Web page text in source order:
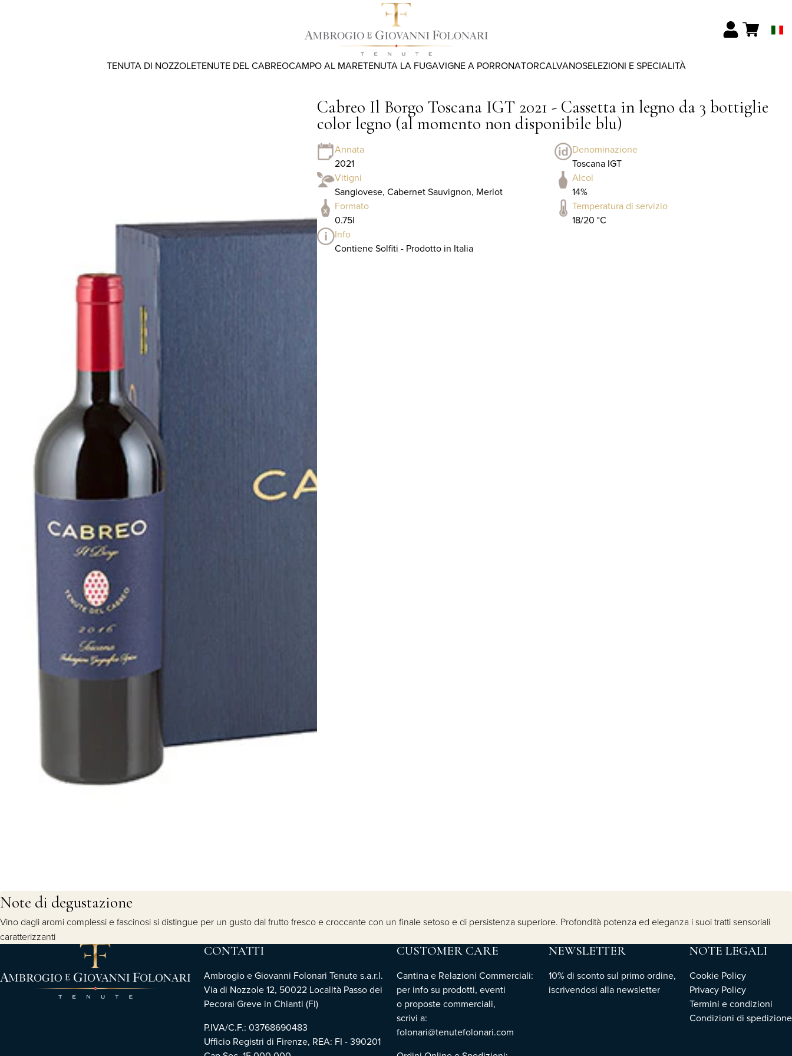
TENUTA DI NOZZOLETENUTE DEL CABREOCAMPO AL MARETENUTA LA FUGAVIGNE A PORRONATORCALVANOSELEZIONI E SPECIALITÀ
Cabreo Il Borgo Toscana IGT 2021 - Cassetta in legno da 3 bottiglie
color legno (al momento non disponibile blu)
Annata
2021
Denominazione
Toscana IGT
Vitigni
Sangiovese, Cabernet Sauvignon, Merlot
Alcol
14%
Formato
0.75l
Temperatura di servizio
18/20 °C
Info
Contiene Solfiti - Prodotto in Italia
Note di degustazione
Vino dagli aromi complessi e fascinosi si distingue per un gusto dal frutto fresco e croccante con un finale setoso e di persistenza superiore. Profondità potenza ed eleganza i suoi tratti sensoriali
caratterizzanti
CONTATTI
Ambrogio e Giovanni Folonari Tenute s.a.r.l.
Via di Nozzole 12, 50022 Località Passo dei
Pecorai Greve in Chianti (FI)
P.IVA/C.F.: 03768690483
Ufficio Registri di Firenze, REA: FI - 390201
CUSTOMER CARE
Cantina e Relazioni Commerciali:
per info su prodotti, eventi
o proposte commerciali,
scrivi a:
folonari@tenutefolonari.com
NEWSLETTER
10% di sconto sul primo ordine,
iscrivendosi alla newsletter
NOTE LEGALI
Cookie Policy
Privacy Policy
Termini e condizioni
Condizioni di spedizione